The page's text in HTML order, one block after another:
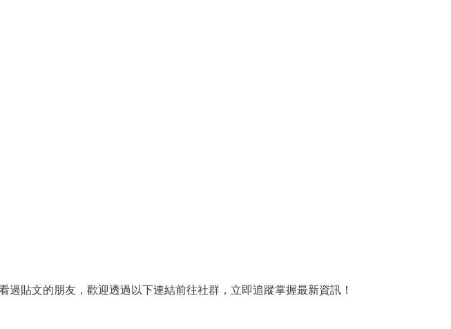
過貼文的朋友，歡迎透過以下連結前往社群，立即追蹤掌握最新資訊！